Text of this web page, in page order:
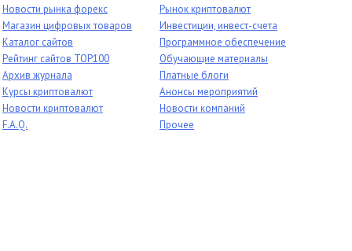
Новости рынка форекс
Магазин цифровых товаров
Каталог сайтов
Рейтинг сайтов TOP100
Архив журнала
Курсы криптовалют
Новости криптовалют
F.A.Q.
Рынок криптовалют
Инвестиции, инвест-счета
Программное обеспечение
Обучающие материалы
Платные блоги
Анонсы мероприятий
Новости компаний
Прочее